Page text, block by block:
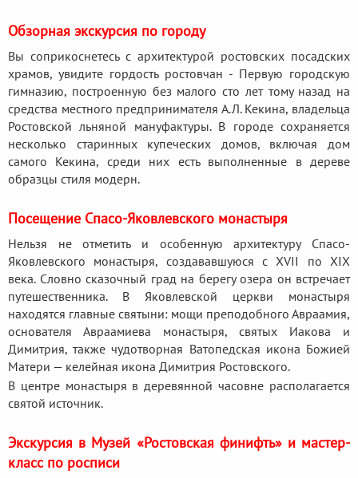
Обзорная экскурсия по городу
Вы соприкоснетесь с архитектурой ростовских посадских
храмов, увидите гордость ростовчан - Первую городскую
гимназию, построенную без малого сто лет тому назад на
средства местного предпринимателя А.Л. Кекина, владельца
Ростовской льняной мануфактуры. В городе сохраняется
несколько старинных купеческих домов, включая дом
самого Кекина, среди них есть выполненные в дереве
образцы стиля модерн.
Посещение Спасо-Яковлевского монастыря
Нельзя не отметить и особенную архитектуру Спасо-
Яковлевского монастыря, создававшуюся с XVII по XIX
века. Словно сказочный град на берегу озера он встречает
путешественника. В Яковлевской церкви монастыря
находятся главные святыни: мощи преподобного Авраамия,
основателя Авраамиева монастыря, святых Иакова и
Димитрия, также чудотворная Ватопедская икона Божией
Матери — келейная икона Димитрия Ростовского.
В центре монастыря в деревянной часовне располагается
святой источник.
Экскурсия в Музей «Ростовская финифть» и мастер-
класс по росписи